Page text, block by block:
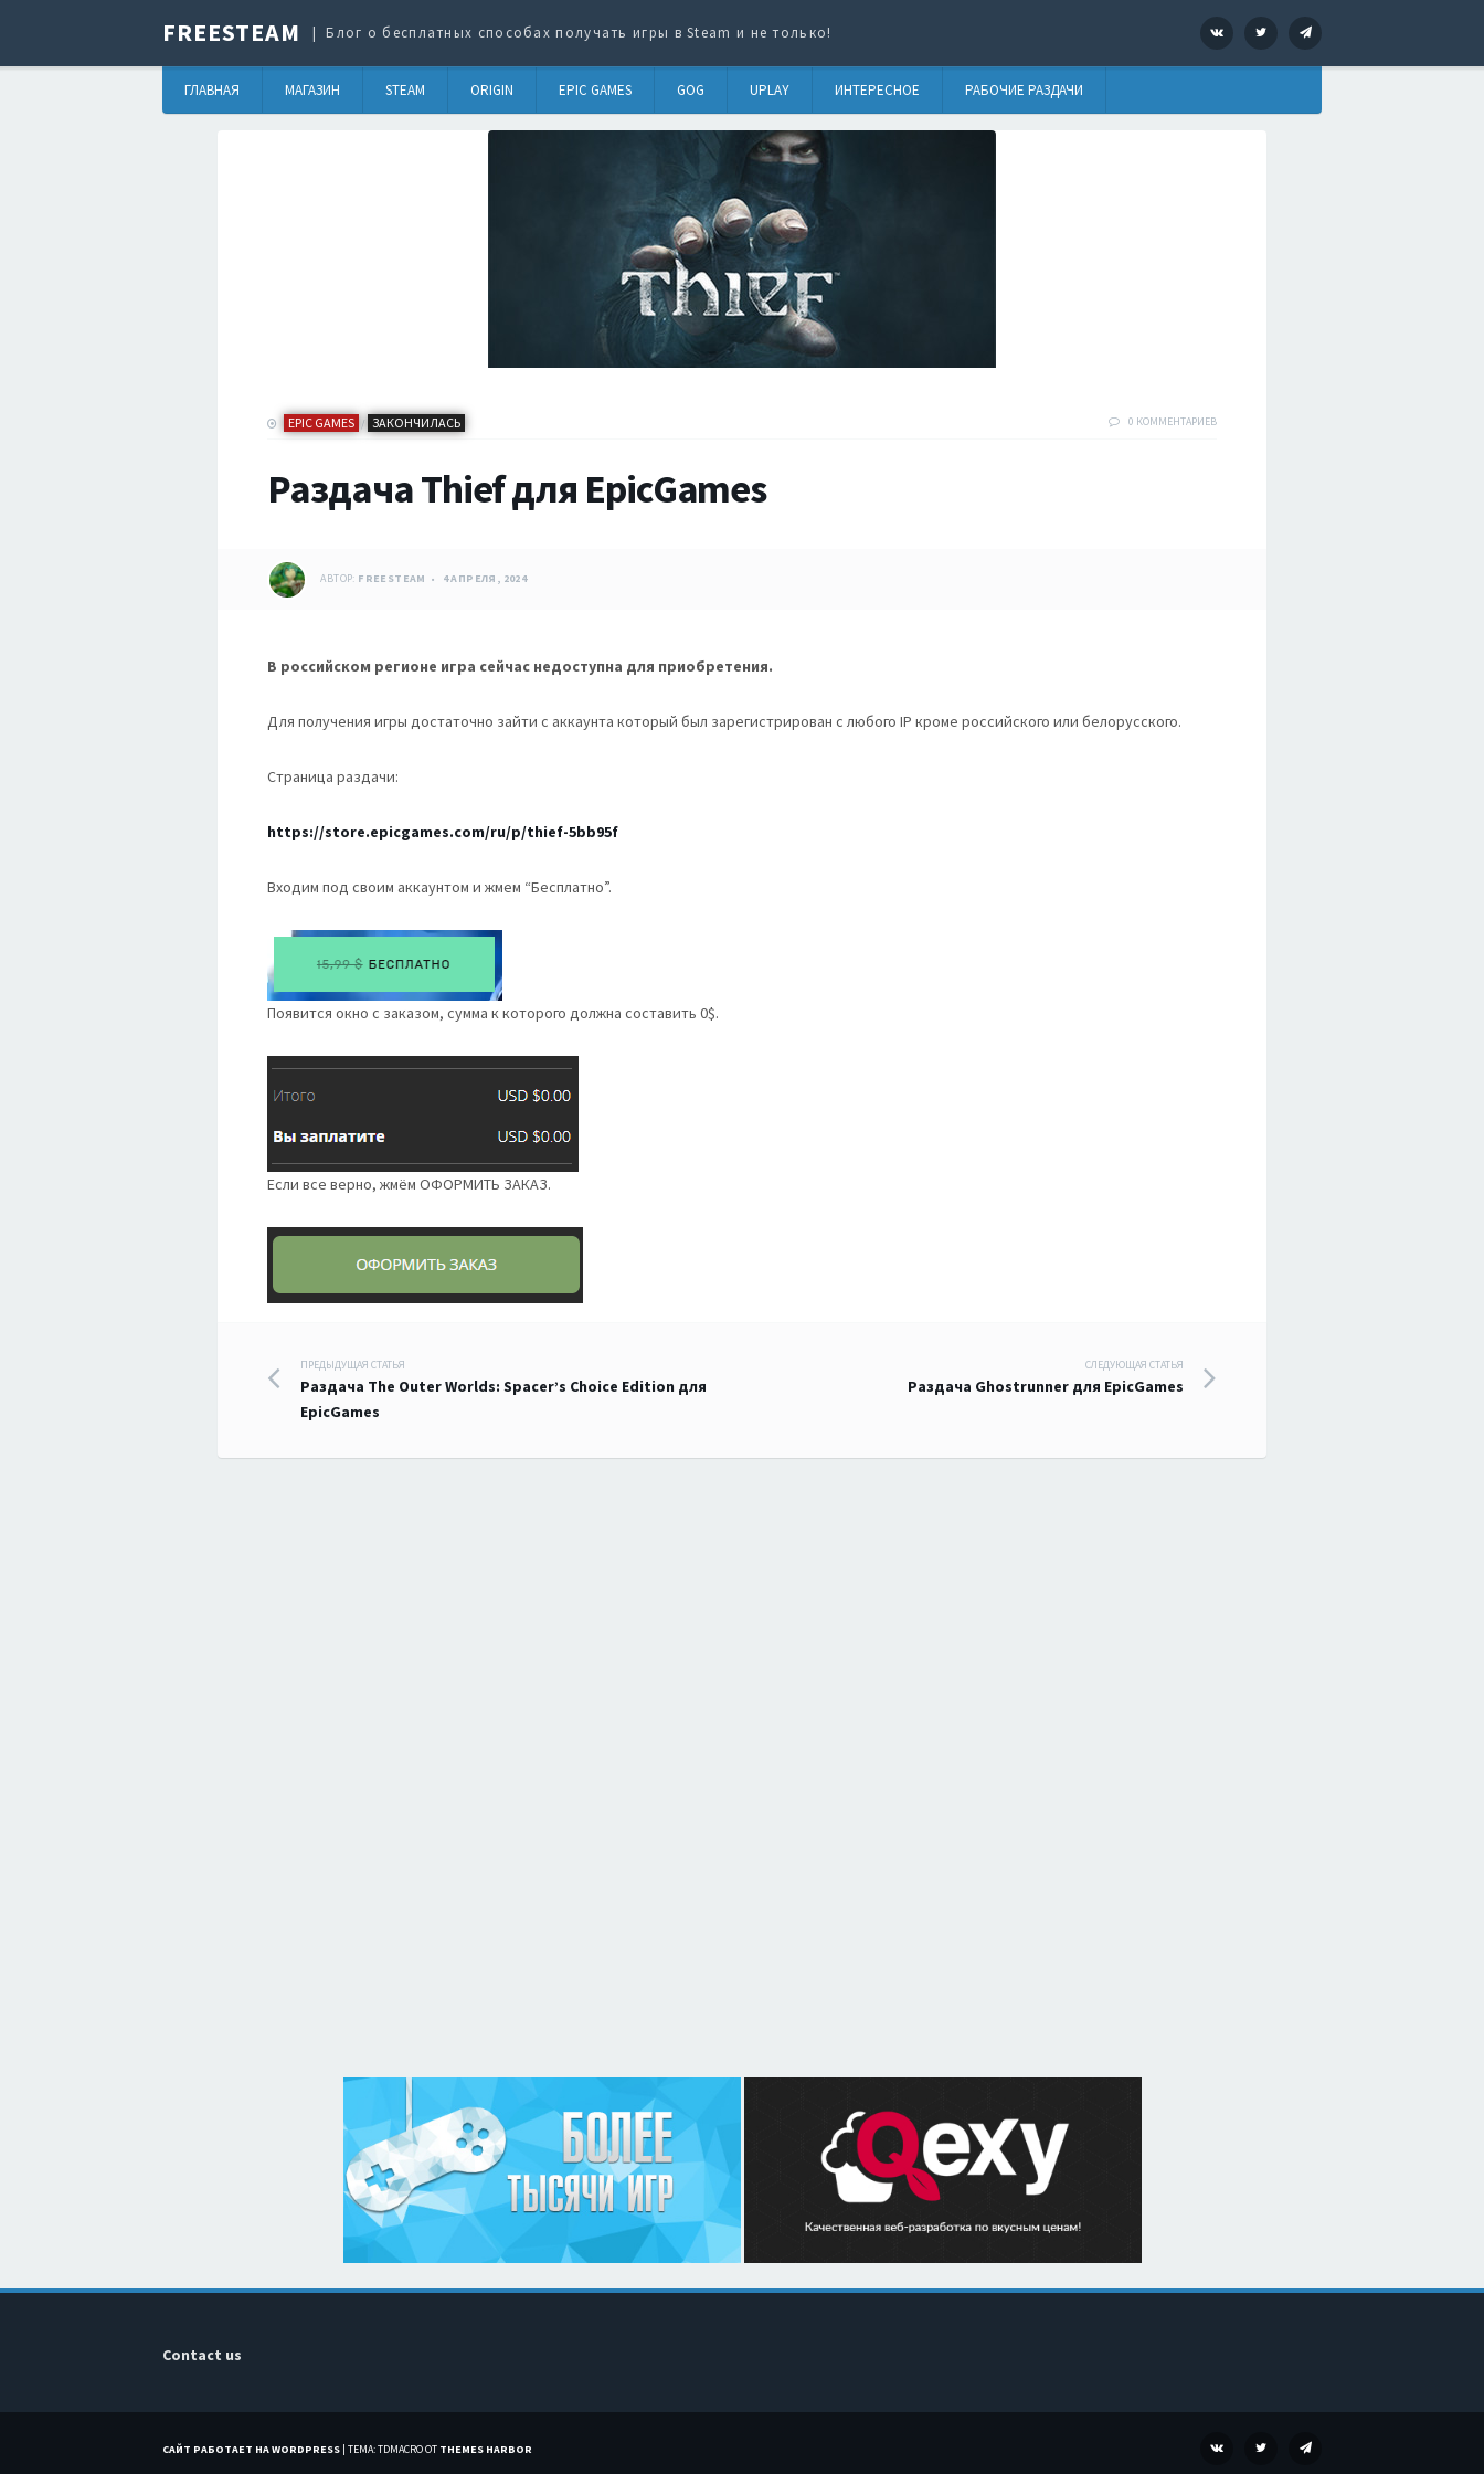
FREESTEAM Блог о бесплатных способах получать игры в Steam и не только! VK Twitter
ГЛАВНАЯ МАГАЗИН STEAM ORIGIN EPIC GAMES GOG UPLAY ИНТЕРЕСНОЕ РАБОЧИЕ РАЗДАЧИ
EPIC GAMES / ЗАКОНЧИЛАСЬ 0 КОММЕНТАРИЕВ
Раздача Thief для EpicGames
АВТОР: FREESTEAM 4 АПРЕЛЯ, 2024
В российском регионе игра сейчас недоступна для приобретения.
Для получения игры достаточно зайти с аккаунта который был зарегистрирован с любого IP кроме российского или белорусского.
Страница раздачи:
https://store.epicgames.com/ru/p/thief-5bb95f
Входим под своим аккаунтом и жмем “Бесплатно”.
Появится окно с заказом, сумма к которого должна составить 0$.
Если все верно, жмём ОФОРМИТЬ ЗАКАЗ.
Навигация
по
записям
ПРЕДЫДУЩАЯ СТАТЬЯ
Раздача The Outer Worlds: Spacer’s Choice Edition для
EpicGames
СЛЕДУЮЩАЯ СТАТЬЯ
Раздача Ghostrunner для EpicGames
Contact us
САЙТ РАБОТАЕТ НА WORDPRESS ТЕМА: TDMACRO ОТ THEMES HARBOR
TWITTER